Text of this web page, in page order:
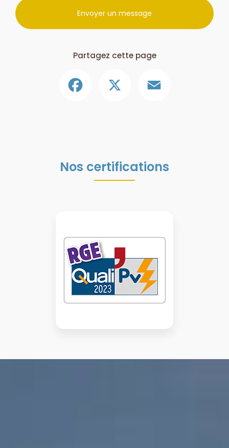
Envoyer un message
Partagez cette page
Nos certifications